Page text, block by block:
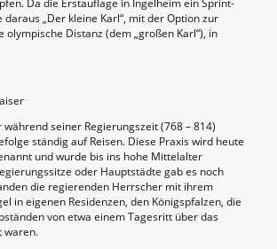
Da die Erstauflage in Ingelheim ein Sprint-
„Der kleine Karl“, mit der Option zur
olympische Distanz (dem „großen Karl“), in
seiner Regierungszeit (768 – 814)
ständig auf Reisen. Diese Praxis wird heute
und wurde bis ins hohe Mittelalter
oder Hauptstädte gab es noch
die regierenden Herrscher mit ihrem
in eigenen Residenzen, den Königspfalzen, die
von etwa einem Tagesritt über das
waren.